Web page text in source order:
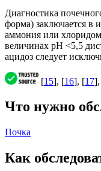
Диагностика
форма) заключается в
аммония или
величинах рН <5,5
ацидоз следует
[15], [16], [17
Что нужно
Почка
Как